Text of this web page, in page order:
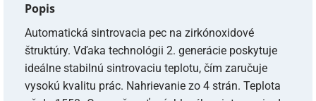
Popis
Automatická sintrovacia pec na zirkónoxidové
štruktúry. Vďaka technológii 2. generácie poskytuje
ideálne stabilnú sintrovaciu teplotu, čím zaručuje
vysokú kvalitu prác. Nahrievanie zo 4 strán. Teplota